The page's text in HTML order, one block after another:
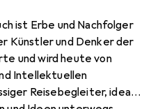
ist Erbe und Nachfolger
Künstler und Denker der
und wird heute von
Intellektuellen
Reisebegleiter, ideal